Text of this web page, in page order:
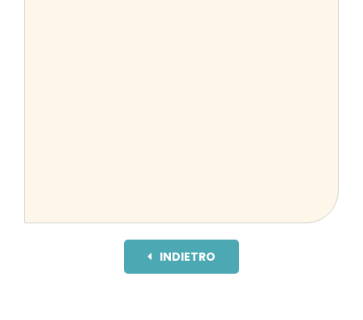
INDIETRO